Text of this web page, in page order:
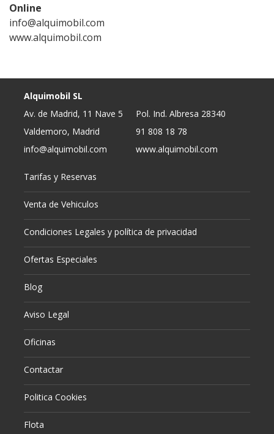
Online
info@alquimobil.com
www.alquimobil.com
Alquimobil SL
Av. de Madrid, 11 Nave 5
Pol. Ind. Albresa 28340
Valdemoro, Madrid
91 808 18 78
info@alquimobil.com
www.alquimobil.com
Tarifas y Reservas
Venta de Vehiculos
Condiciones Legales y política de privacidad
Ofertas Especiales
Blog
Aviso Legal
Oficinas
Contactar
Politica Cookies
Flota